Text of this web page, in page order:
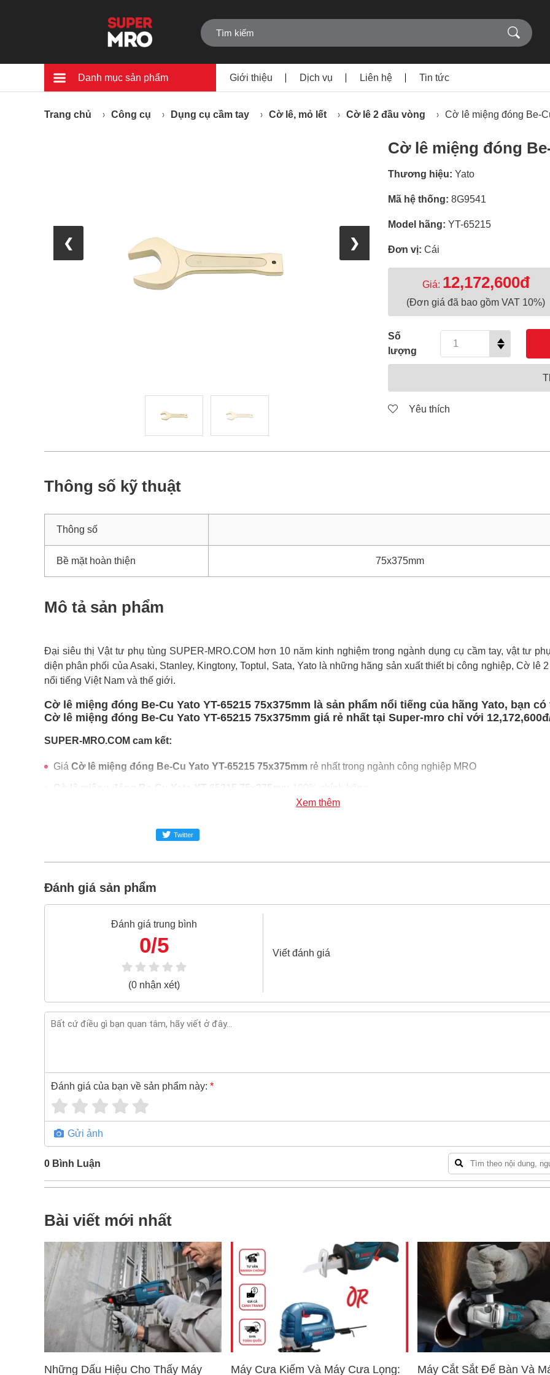
Danh mục sản phẩm Giới thiệu Dịch vụ Liên hệ Tin tức
Trang chủ Công cụ Dụng cụ cầm tay Cờ lê, mỏ lết Cờ lê 2 đầu vòng Cờ lê miệng đóng Be-
❮ ❯
Cờ lê miệng đóng
Thương hiệu: Yato
Mã hệ thống: 8G9541
Model hãng: YT-65215
Đơn vị: Cái
Giá: 12,172,600đ
(Đơn giá đã bao gồm VAT 10%)
Số
lượng
Yêu thích
Thông số kỹ thuật
Thông số
Bề mặt hoàn thiện 75x375mm
Mô tả sản phẩm
Đại siêu thị Vật tư phụ tùng SUPER-MRO.COM hơn 10 năm kinh nghiệm trong ngành dụng cụ cầm tay, vật tư
diện phân phối của Asaki, Stanley, Kingtony, Toptul, Sata, Yato là những hãng sản xuất thiết bị công nghiệp, Cờ lê
nổi tiếng Việt Nam và thế giới.
Cờ lê miệng đóng Be-Cu Yato YT-65215 75x375mm là sản phẩm nổi tiếng của hãng Yato, bạn có
Cờ lê miệng đóng Be-Cu Yato YT-65215 75x375mm giá rẻ nhất tại Super-mro chỉ với
SUPER-MRO.COM cam kết:
Giá Cờ lê miệng đóng Be-Cu Yato YT-65215 75x375mm rẻ nhất trong ngành công nghiệp MRO
Bao 1 đổi 1 trong 24 giờ
Xem thêm
Twitter
Đánh giá sản phẩm
Đánh giá trung bình
0/5
(0 nhận xét)
Viết đánh giá
Đánh giá của bạn về sản phẩm này: *
Gửi ảnh
0 Bình Luận
Bài viết mới nhất
Những Dấu Hiệu Cho Thấy Máy
Máy Cưa Kiếm Và Máy Cưa Lọng:
Máy Cắt Sắt Để Bàn Và